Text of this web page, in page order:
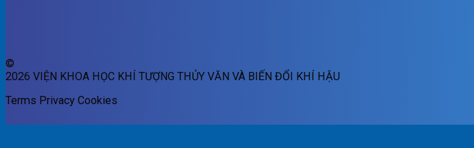
©
2026 VIỆN KHOA HỌC KHÍ TƯỢNG THỦY VĂN VÀ BIẾN ĐỔI KHÍ HẬU
Terms Privacy Cookies